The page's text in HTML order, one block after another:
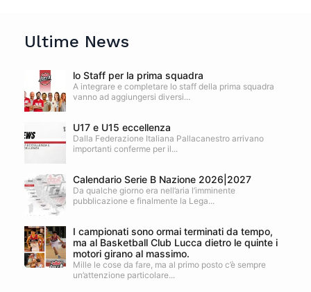
Ultime News
lo Staff per la prima squadra
A integrare e completare lo staff della prima squadra
vanno ad aggiungersi diversi...
U17 e U15 eccellenza
Dalla Federazione Italiana Pallacanestro arrivano
importanti conferme per il...
Calendario Serie B Nazione 2026|2027
Da qualche giorno era nell’aria l’imminente
pubblicazione e finalmente la Lega...
I campionati sono ormai terminati da tempo,
ma al Basketball Club Lucca dietro le quinte i
motori girano al massimo.
Mille le cose da fare, ma al primo posto c’è sempre
un’attenzione particolare...